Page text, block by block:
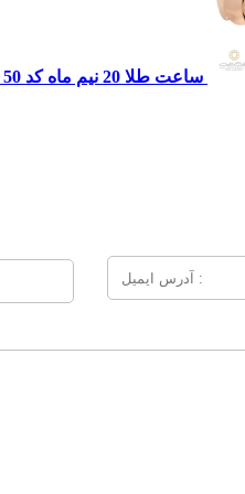
ساعت طلا 20 نيم ماه کد 50